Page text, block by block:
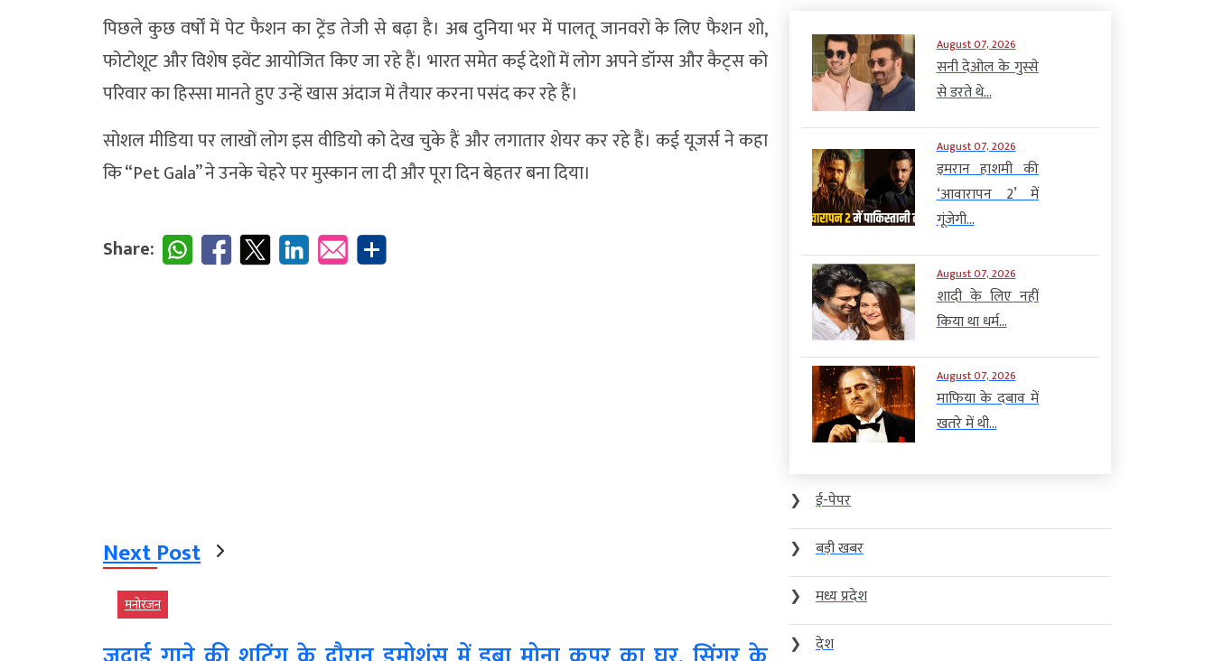
पिछले कुछ वर्षों में पेट फैशन का ट्रेंड तेजी से बढ़ा है। अब दुनिया भर में पालतू जानवरों के लिए फैशन शो,
फोटोशूट और विशेष इवेंट आयोजित किए जा रहे हैं। भारतसमेत कई देशों में लोग अपने डॉग्स और कैट्स को
परिवार का हिस्सा मानते हुए उन्हें खास अंदाज में तैयार करना पसंद कर रहे हैं।
सोशल मीडिया पर लाखों लोग इस वीडियो को देख चुके हैं और लगातार शेयर कर रहे हैं। कई यूजर्स ने कहा
कि “Pet Gala” ने उनके चेहरे पर मुस्कान ला दी और पूरा दिन बेहतर बना दिया।
Share:
Next Post
मनोरंजन
August 07, 2026
सनी देओल के गुस्से
से डरते थे...
August 07, 2026
इमरान हाशमी की
‘आवारापन 2’ में
गूंजेगी...
August 07, 2026
शादी के लिए नहीं
किया था धर्म...
August 07, 2026
माफिया के दबाव में
खतरे में थी...
❯
ई-पेपर
❯
बड़ी खबर
❯
मध्य प्रदेश
❯
देश